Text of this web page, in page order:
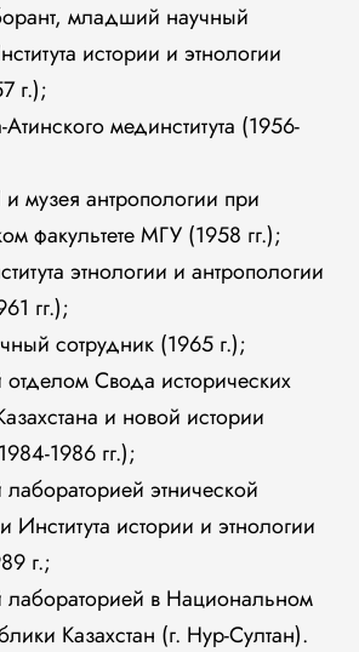
младший научный
истории и этнологии
г.);
мединститута (1956-
музея антропологии при
факультете МГУ (1958 гг.);
этнологии и антропологии
гг.);
сотрудник (1965 г.);
Свода исторических
и новой истории
1986 гг.);
этнической
Института истории и этнологии
г.;
в Национальном
Казахстан (г. Нур-Султан).